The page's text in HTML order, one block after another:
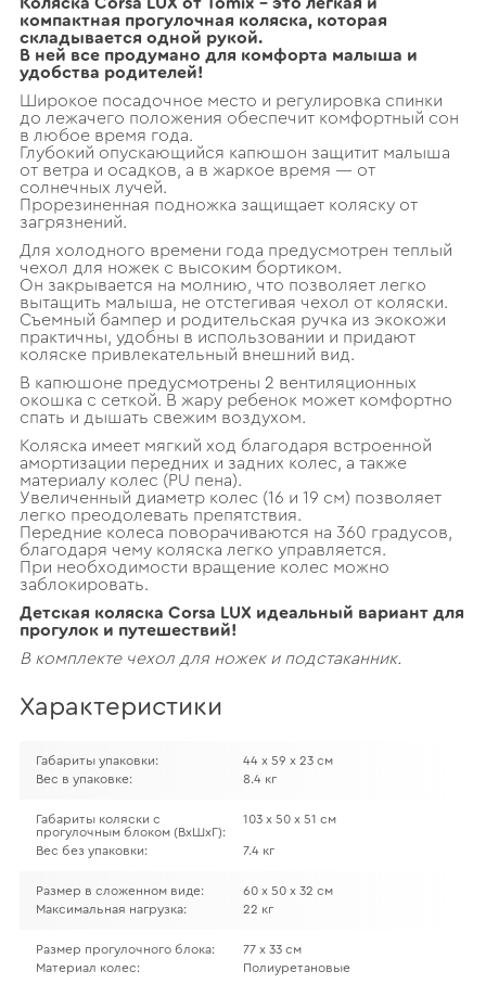
компактная прогулочная коляска, которая
складывается одной рукой.
В ней все продумано для комфорта малыша и
удобства родителей!
Широкое посадочное место и регулировка спинки
до лежачего положения обеспечит комфортный сон
в любое время года.
Глубокий опускающийся капюшон защитит малыша
от ветра и осадков, а в жаркое время — от
солнечных лучей.
Прорезиненная подножка защищает коляску от
загрязнений.
Для холодного времени года предусмотрен теплый
чехол для ножек с высоким бортиком.
Он закрывается на молнию, что позволяет легко
вытащить малыша, не отстегивая чехол от коляски.
Съемный бампер и родительская ручка из экокожи
практичны, удобны в использовании и придают
коляске привлекательный внешний вид.
В капюшоне предусмотрены 2 вентиляционных
окошка с сеткой. В жару ребенок может комфортно
спать и дышать свежим воздухом.
Коляска имеет мягкий ход благодаря встроенной
амортизации передних и задних колес, а также
материалу колес (PU пена).
Увеличенный диаметр колес (16 и 19 см) позволяет
легко преодолевать препятствия.
Передние колеса поворачиваются на 360 градусов,
благодаря чему коляска легко управляется.
При необходимости вращение колес можно
заблокировать.
Детская коляска Corsa LUX идеальный вариант для
прогулок и путешествий!
В комплекте чехол для ножек и подстаканник.
Характеристики
Габариты упаковки:
44 х 59 х 23 см
Вес в упаковке:
8.4 кг
Габариты коляски с
прогулочным блоком (ВхШхГ):
103 х 50 х 51 см
Вес без упаковки: 7.4 кг
Размер в сложенном виде:
60 х 50 х 32 см
Максимальная нагрузка:
22 кг
Размер прогулочного блока:
77 х 33 см
Материал колес:
Полиуретановые